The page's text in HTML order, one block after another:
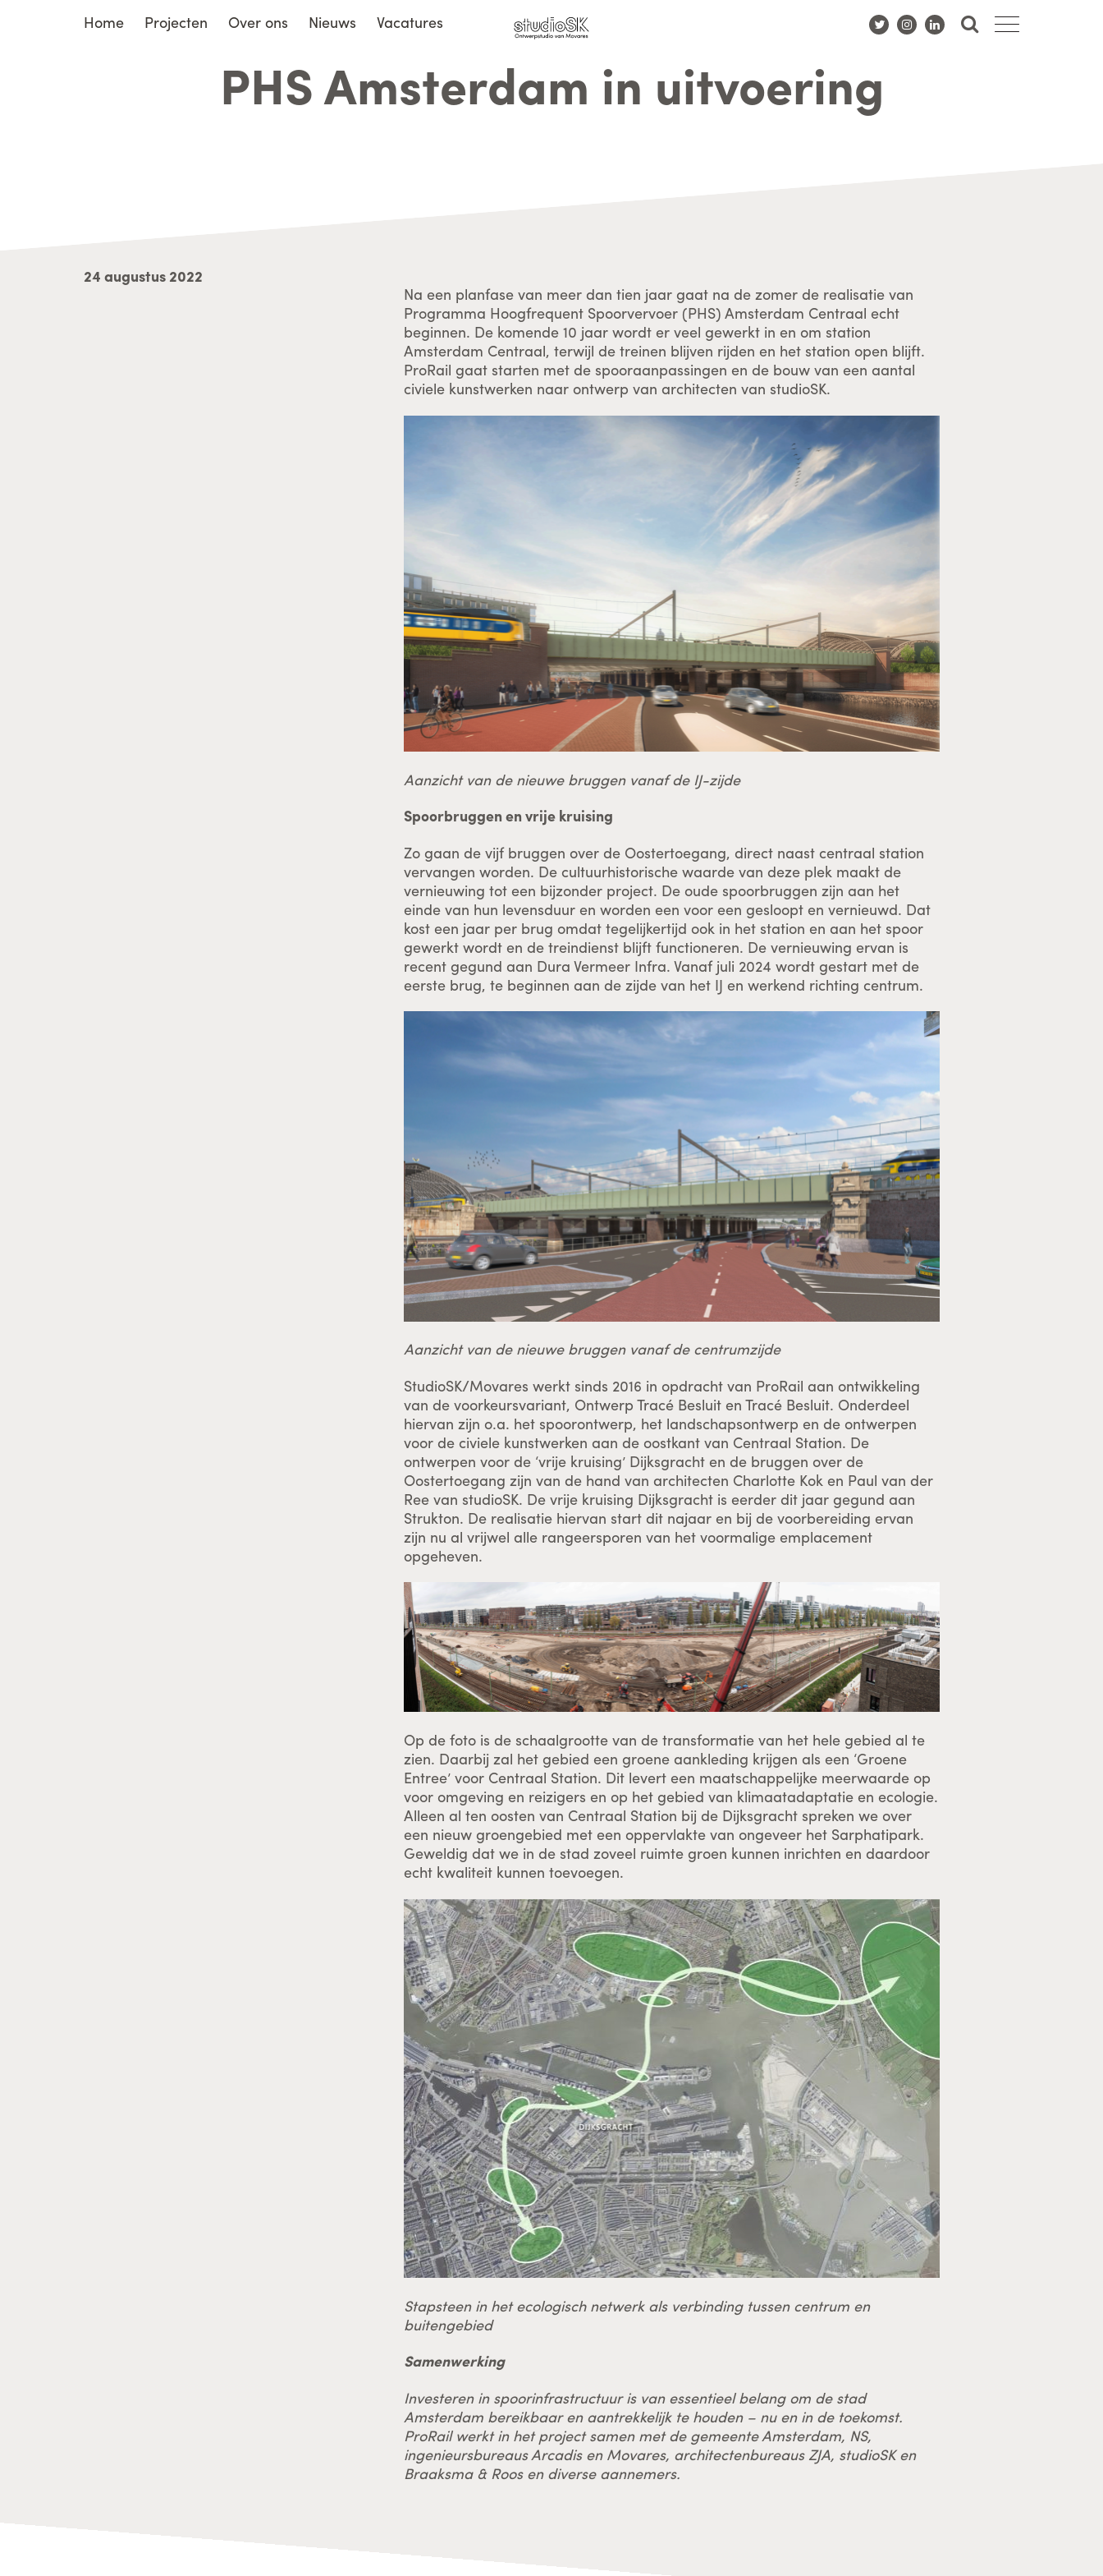
Home Projecten Over ons Nieuws Vacatures
PHS Amsterdam in uitvoering
24 augustus 2022
Na een planfase van meer dan tien jaar gaat na de zomer de realisatie van
Programma Hoogfrequent Spoorvervoer (PHS) Amsterdam Centraal echt
beginnen. De komende 10 jaar wordt er veel gewerkt in en om station
Amsterdam Centraal, terwijl de treinen blijven rijden en het station open blijft.
ProRail gaat starten met de spooraanpassingen en de bouw van een aantal
civiele kunstwerken naar ontwerp van architecten van studioSK.
Aanzicht van de nieuwe bruggen vanaf de IJ-zijde
Spoorbruggen en vrije kruising
Zo gaan de vijf bruggen over de Oostertoegang, direct naast centraal station
vervangen worden. De cultuurhistorische waarde van deze plek maakt de
vernieuwing tot een bijzonder project. De oude spoorbruggen zijn aan het
einde van hun levensduur en worden een voor een gesloopt en vernieuwd. Dat
kost een jaar per brug omdat tegelijkertijd ook in het station en aan het spoor
gewerkt wordt en de treindienst blijft functioneren. De vernieuwing ervan is
recent gegund aan Dura Vermeer Infra. Vanaf juli 2024 wordt gestart met de
eerste brug, te beginnen aan de zijde van het IJ en werkend richting centrum.
Aanzicht van de nieuwe bruggen vanaf de centrumzijde
StudioSK/Movares werkt sinds 2016 in opdracht van ProRail aan ontwikkeling
van de voorkeursvariant, Ontwerp Tracé Besluit en Tracé Besluit. Onderdeel
hiervan zijn o.a. het spoorontwerp, het landschapsontwerp en de ontwerpen
voor de civiele kunstwerken aan de oostkant van Centraal Station. De
ontwerpen voor de ‘vrije kruising’ Dijksgracht en de bruggen over de
Oostertoegang zijn van de hand van architecten Charlotte Kok en Paul van der
Ree van studioSK. De vrije kruising Dijksgracht is eerder dit jaar gegund aan
Strukton. De realisatie hiervan start dit najaar en bij de voorbereiding ervan
zijn nu al vrijwel alle rangeersporen van het voormalige emplacement
opgeheven.
Op de foto is de schaalgrootte van de transformatie van het hele gebied al te
zien. Daarbij zal het gebied een groene aankleding krijgen als een ‘Groene
Entree’ voor Centraal Station. Dit levert een maatschappelijke meerwaarde op
voor omgeving en reizigers en op het gebied van klimaatadaptatie en ecologie.
Alleen al ten oosten van Centraal Station bij de Dijksgracht spreken we over
een nieuw groengebied met een oppervlakte van ongeveer het Sarphatipark.
Geweldig dat we in de stad zoveel ruimte groen kunnen inrichten en daardoor
echt kwaliteit kunnen toevoegen.
Stapsteen in het ecologisch netwerk als verbinding tussen centrum en
buitengebied
Samenwerking
Investeren in spoorinfrastructuur is van essentieel belang om de stad
Amsterdam bereikbaar en aantrekkelijk te houden – nu en in de toekomst.
ProRail werkt in het project samen met de gemeente Amsterdam, NS,
ingenieursbureaus Arcadis en Movares, architectenbureaus ZJA, studioSK en
Braaksma & Roos en diverse aannemers.